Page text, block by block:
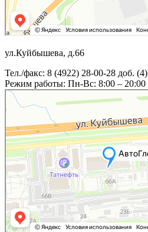
ул.Куйбышева, д.66
Тел./факс: 8 (4922) 28-00-28 доб. (4)
Режим работы: Пн-Вс: 8:00 – 20:00